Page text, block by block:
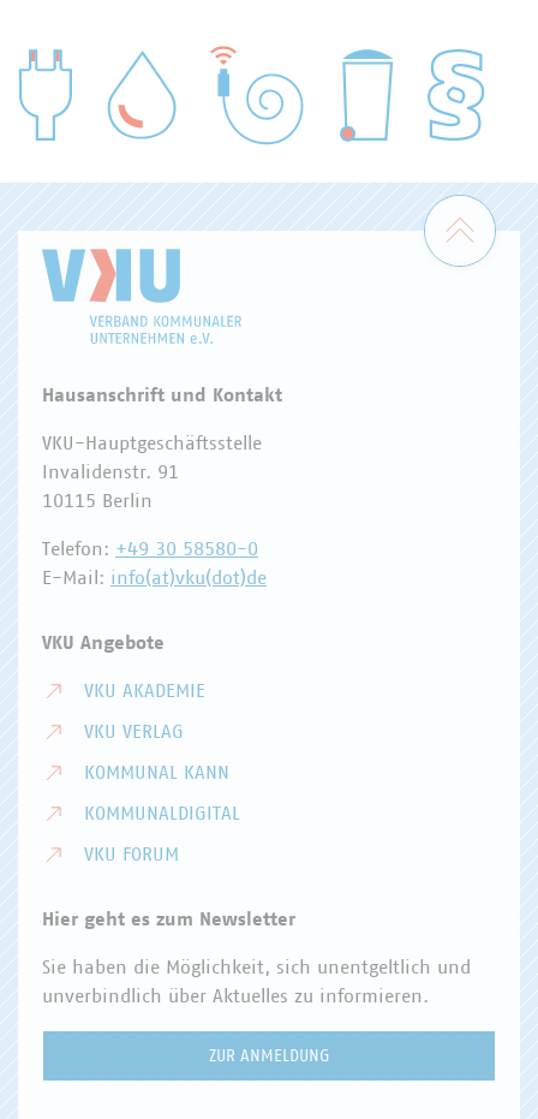
WASSER/ABWASSER
Zum
Hausanschrift und Kontakt
VKU-Hauptgeschäftsstelle
Invalidenstr. 91
10115 Berlin
Telefon: +49 30 58580-0
E-Mail: info(at)vku(dot)de
VKU Angebote
VKU AKADEMIE
VKU VERLAG
KOMMUNAL KANN
KOMMUNALDIGITAL
VKU FORUM
Hier geht es zum Newsletter
Sie haben die Möglichkeit, sich unentgeltlich und
unverbindlich über Aktuelles zu informieren.
ZUR ANMELDUNG